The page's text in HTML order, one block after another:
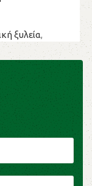
ξυλεία,